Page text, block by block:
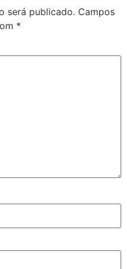
será publicado. Campos
*